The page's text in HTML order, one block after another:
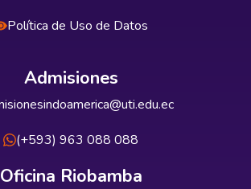
Política de Uso de Datos
Admisiones
(+593) 963 088 088
Oficina Riobamba